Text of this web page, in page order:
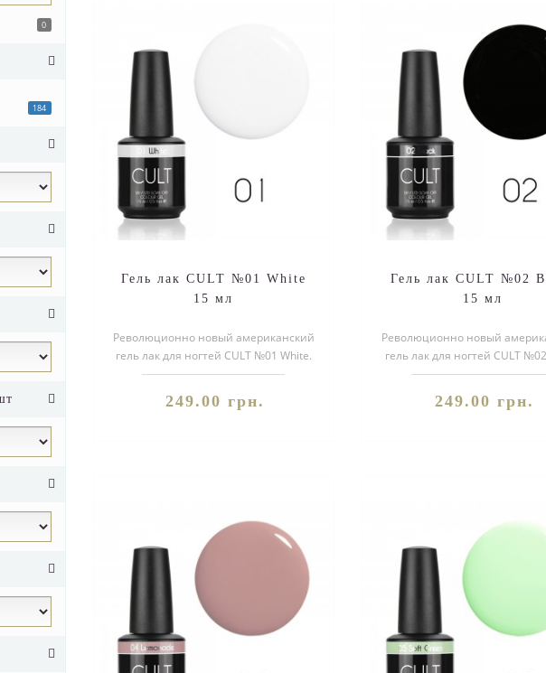
0
184
Гель лак CULT №01 White
15 мл
Революционно новый американский
гель лак для ногтей CULT №01 White.
Разработан для использования в с..
249.00 грн.
Гель лак CULT №02
15 мл
Революционно новый
гель лак для ногтей CULT
Благодаря своей уникальной
249.00 грн.